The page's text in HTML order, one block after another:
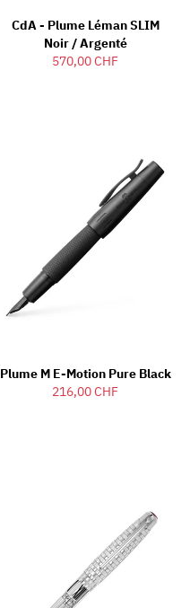
CdA - Plume Léman SLIM
Noir / Argenté
570,00 CHF
Plume M E-Motion Pure Black
216,00 CHF